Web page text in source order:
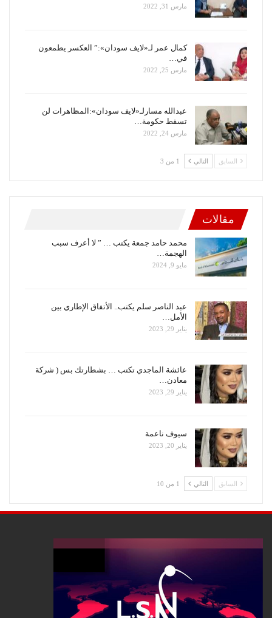
مارس 31, 2022
كمال عمر لـ«لايف سودان»:” العكسر يطمعون
في…
مارس 25, 2022
عبدالله مسارلـ«لايف سودان»:المظاهرات لن
تسقط حكومة…
مارس 24, 2022
السابق التالي 1 من 3
مقالات
محمد حامد جمعة يكتب … ” لا أعرف سبب
الهجمة…
مايو 9, 2024
عبد الناصر سلم يكتب.. الأتفاق الإطاري بين
الأمل…
يناير 29, 2023
عائشة الماجدي تكتب … بشطارتك بس ( شركة
معادن…
يناير 29, 2023
سيوف ناعمة
يناير 20, 2023
السابق التالي 1 من 10